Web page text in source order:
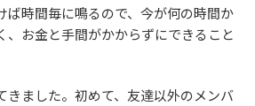
ば時間毎に鳴るので、今が何の時間か
、お金と手間がかからずにできること
きました。初めて、友達以外のメンバ